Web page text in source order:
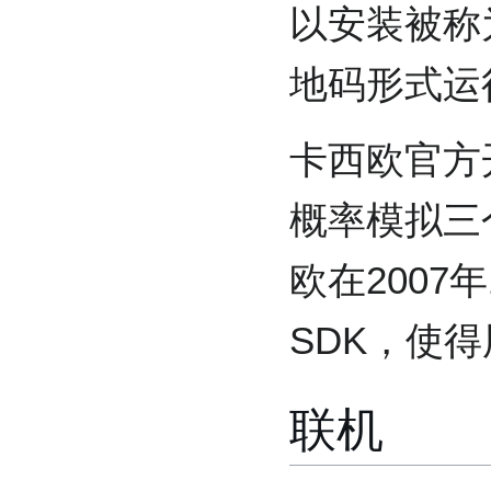
以安装被
地码形式运
卡西欧官
概率模拟
欧在2007
SDK，使
联机